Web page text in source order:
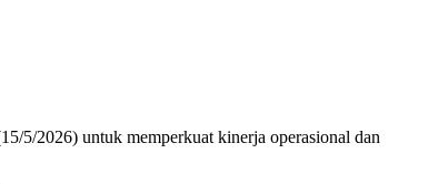
5/2026) untuk memperkuat kinerja operasional dan